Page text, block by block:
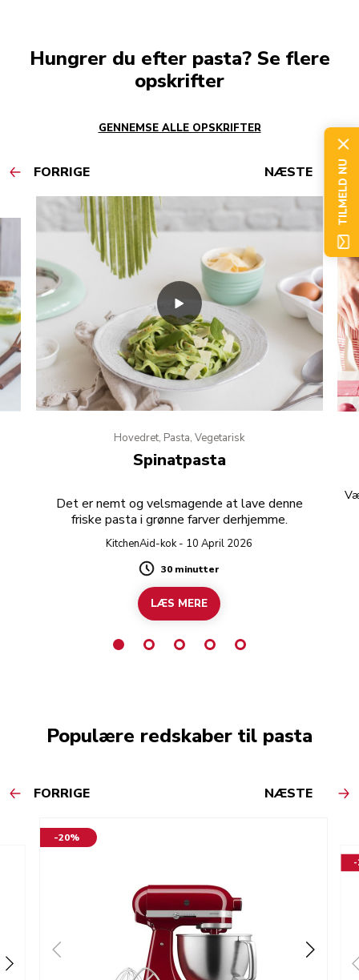
Hungrer du efter pasta? Se flere
opskrifter
GENNEMSE ALLE OPSKRIFTER
FORRIGE NÆSTE
Hovedret, Pasta, Vegetarisk
Spinatpasta
Det er nemt og velsmagende at lave denne
friske pasta i grønne farver derhjemme.
KitchenAid-kok - 10 April 2026
Duration
30 minutter
LÆS MERE
Populære redskaber til pasta
FORRIGE NÆSTE
-20%
-
TILMELD NU